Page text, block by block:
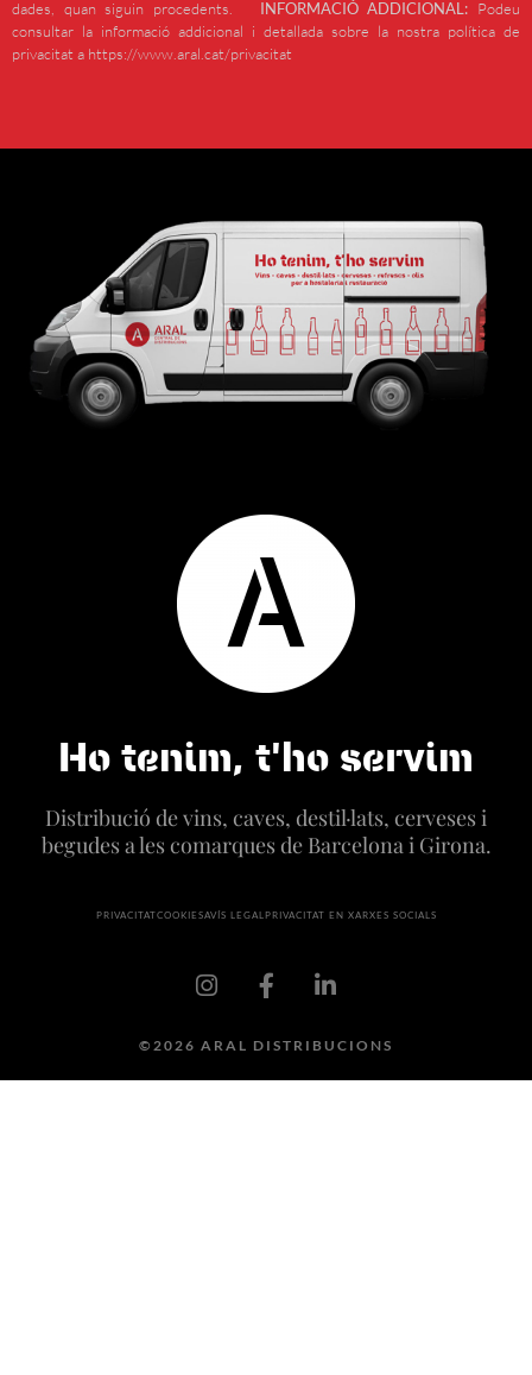
dades, quan siguin procedents. INFORMACIÓ ADDICIONAL: Podeu
consultar la informació addicional i detallada sobre la nostra política de
privacitat a https://www.aral.cat/privacitat
Ho tenim, t'ho servim
Distribució de vins, caves, destil·lats, cerveses i
begudes a les comarques de Barcelona i Girona.
PRIVACITATCOOKIESAVÍS LEGAL PRIVACITAT EN XARXES SOCIALS
©2026 ARAL DISTRIBUCIONS